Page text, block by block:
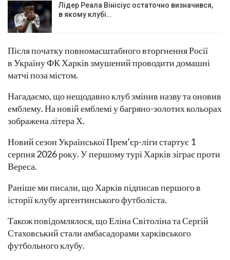
Лідер Реала Вінісіус остаточно визначився,
в якому клубі…
Після початку повномасштабного вторгнення Росії
в Україну ФК Харків змушений проводити домашні
матчі поза містом.
Нагадаємо, що нещодавно клуб змінив назву та оновив
емблему. На новій емблемі у багряно-золотих кольорах
зображена літера Х.
Новий сезон Української Прем’єр-ліги стартує 1
серпня 2026 року. У першому турі Харків зіграє проти
Вереса.
Раніше ми писали, що Харків підписав першого в
історії клубу аргентинського футболіста.
Також повідомлялося, що Еліна Світоліна та Сергій
Стаховський стали амбасадорами харківського
футбольного клубу.